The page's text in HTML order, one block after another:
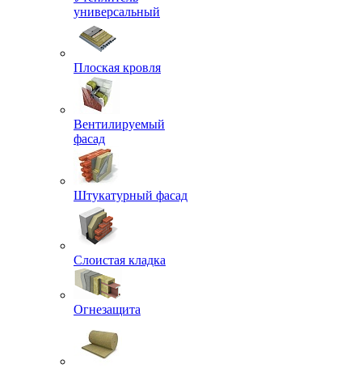
универсальный
Плоская кровля
Вентилируемый
фасад
Штукатурный фасад
Слоистая кладка
Огнезащита